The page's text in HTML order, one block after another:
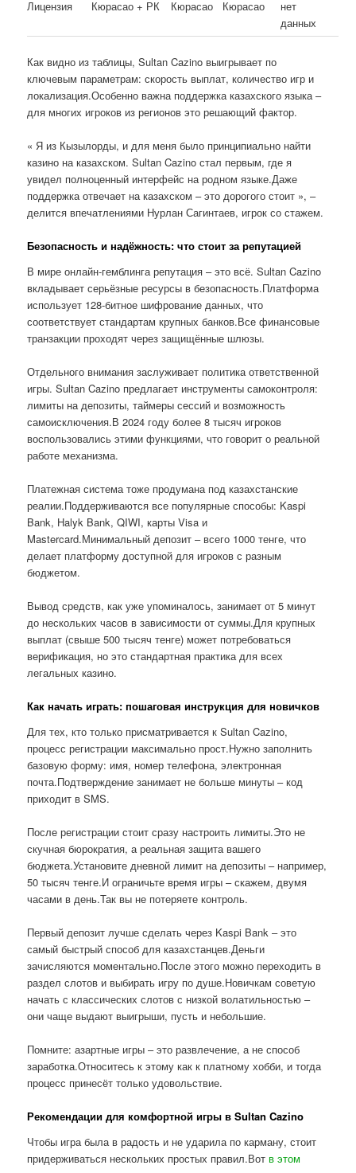
Лицензия
Кюрасао + РК Кюрасао Кюрасао
нет
данных
Как видно из таблицы, Sultan Cazino выигрывает по
ключевым параметрам: скорость выплат, количество игр и
локализация.Особенно важна поддержка казахского языка –
для многих игроков из регионов это решающий фактор.
« Я из Кызылорды, и для меня было принципиально найти
казино на казахском. Sultan Cazino стал первым, где я
увидел полноценный интерфейс на родном языке.Даже
поддержка отвечает на казахском – это дорогого стоит », –
делится впечатлениями Нурлан Сагинтаев, игрок со стажем.
Безопасность и надёжность: что стоит за репутацией
В мире онлайн-гемблинга репутация – это всё. Sultan Cazino
вкладывает серьёзные ресурсы в безопасность.Платформа
использует 128-битное шифрование данных, что
соответствует стандартам крупных банков.Все финансовые
транзакции проходят через защищённые шлюзы.
Отдельного внимания заслуживает политика ответственной
игры. Sultan Cazino предлагает инструменты самоконтроля:
лимиты на депозиты, таймеры сессий и возможность
самоисключения.В 2024 году более 8 тысяч игроков
воспользовались этими функциями, что говорит о реальной
работе механизма.
Платежная система тоже продумана под казахстанские
реалии.Поддерживаются все популярные способы: Kaspi
Bank, Halyk Bank, QIWI, карты Visa и
Mastercard.Минимальный депозит – всего 1000 тенге, что
делает платформу доступной для игроков с разным
бюджетом.
Вывод средств, как уже упоминалось, занимает от 5 минут
до нескольких часов в зависимости от суммы.Для крупных
выплат (свыше 500 тысяч тенге) может потребоваться
верификация, но это стандартная практика для всех
легальных казино.
Как начать играть: пошаговая инструкция для новичков
Для тех, кто только присматривается к Sultan Cazino,
процесс регистрации максимально прост.Нужно заполнить
базовую форму: имя, номер телефона, электронная
почта.Подтверждение занимает не больше минуты – код
приходит в SMS.
После регистрации стоит сразу настроить лимиты.Это не
скучная бюрократия, а реальная защита вашего
бюджета.Установите дневной лимит на депозиты – например,
50 тысяч тенге.И ограничьте время игры – скажем, двумя
часами в день.Так вы не потеряете контроль.
Первый депозит лучше сделать через Kaspi Bank – это
самый быстрый способ для казахстанцев.Деньги
зачисляются моментально.После этого можно переходить в
раздел слотов и выбирать игру по душе.Новичкам советую
начать с классических слотов с низкой волатильностью –
они чаще выдают выигрыши, пусть и небольшие.
Помните: азартные игры – это развлечение, а не способ
заработка.Относитесь к этому как к платному хобби, и тогда
процесс принесёт только удовольствие.
Рекомендации для комфортной игры в Sultan Cazino
Чтобы игра была в радость и не ударила по карману, стоит
придерживаться нескольких простых правил.Вотв этом